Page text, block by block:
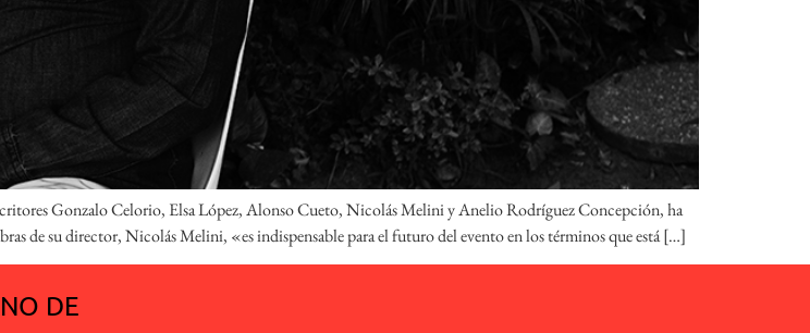
Gonzalo Celorio, Elsa López, Alonso Cueto, Nicolás Melini y Anelio Rodríguez Concepción, ha
de su director, Nicolás Melini, «es indispensable para el futuro del evento en los términos que está […]
DE